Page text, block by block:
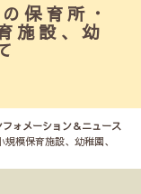
保育所・
施設、幼
フォメーション＆ニュース
模保育施設、幼稚園、